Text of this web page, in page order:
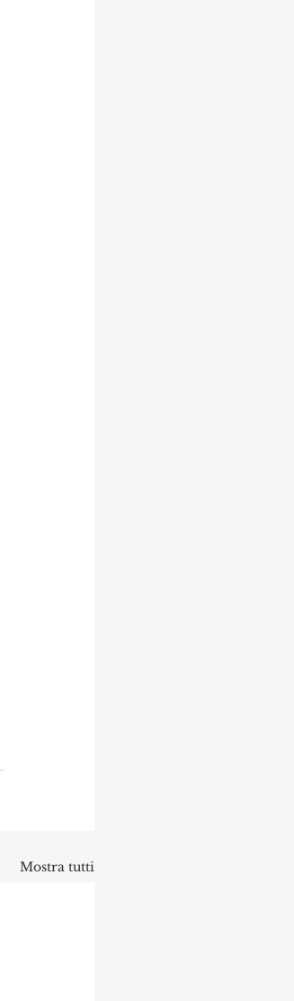
Mostra tutti